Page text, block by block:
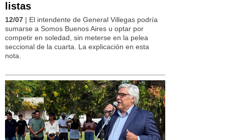
listas
12/07 | El intendente de General Villegas podría
sumarse a Somos Buenos Aires u optar por
competir en soledad, sin meterse en la pelea
seccional de la cuarta. La explicación en esta
nota.